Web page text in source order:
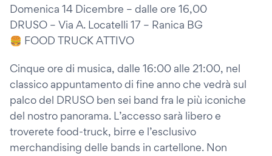
Domenica 14 Dicembre – dalle ore 16,00
DRUSO – Via A. Locatelli 17 – Ranica BG
🍔 FOOD TRUCK ATTIVO
Cinque ore di musica, dalle 16:00 alle 21:00, nel
classico appuntamento di fine anno che vedrà sul
palco del DRUSO ben sei band fra le più iconiche
del nostro panorama. L’accesso sarà libero e
troverete food-truck, birre e l’esclusivo
merchandising delle bands in cartellone. Non